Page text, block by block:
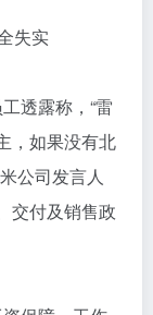
失实
透露称，“雷
，如果没有北
公司发言人
交付及销售政